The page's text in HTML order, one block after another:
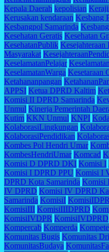
Kepala Daerah kepolisian
Kerusakan kendaraan Kesbang
Kesbangpol Samarinda
Kesehatan Geratis Kesehatan
KesehatanPublik Kesejahteraan
Masyarakat
KeselamatanPelajar
KeselamatanWarga Kesetaraan
Ketahananpangan
APPSI Ketua DPRD Kaltim
Komisi II DPRD Samarinda
Unmul Kinerja Pemerintah
Kutim KKN Unmul KNPI
KolaborasiLingkungan
KolaborasiPendidikan
Kombes Pol Hendri Umar
KombesHendriUmar Komcad
Komisi D DPRD DKI Komisi I
Komisi I DPRD PPU Komisi I
DPRD Kota Samarinda Komisi
IV DPRD Komisi IV DPRD
Samarinda KomisiI
KomisiIII KomisiIIIDPRD
KomisiIVDPR KomisiIVDPRD
Kompercab Komperda
Komunitas Bugis Komunitas
KomunitasBudaya